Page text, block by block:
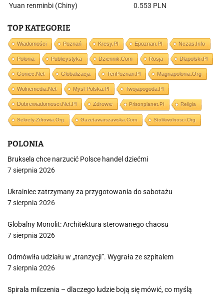
Yuan renminbi (Chiny) 0.553 PLN
TOP KATEGORIE
Wiadomości Poznań Kresy.pl Epoznan.pl Nczas.info
Polonia Publicystyka Dziennik.com Rosja Dlapolski.pl
Goniec.net Globalizacja TenPoznan.pl Magnapolonia.org
Wolnemedia.net Mysl-Polska.pl Twojapogoda.pl
Dobrewiadomosci.net.pl Zdrowie Prisonplanet.pl Religia
Sekrety-Zdrowia.org Gazetawarszawska.com Stolikwolnosci.org
POLONIA
Bruksela chce narzucić Polsce handel dziećmi
7 sierpnia 2026
Ukrainiec zatrzymany za przygotowania do sabotażu
7 sierpnia 2026
Globalny Monolit: Architektura sterowanego chaosu
7 sierpnia 2026
Odmówiła udziału w „tranzycji”. Wygrała ze szpitalem
7 sierpnia 2026
Spirala milczenia – dlaczego ludzie boją się mówić, co myślą